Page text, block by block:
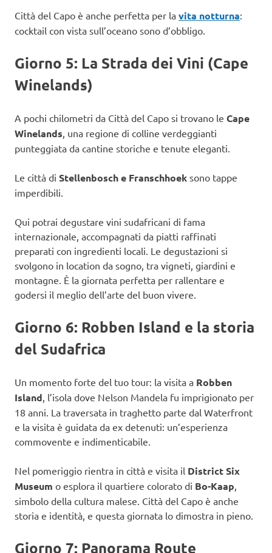
Città del Capo è anche perfetta per la vita notturna:
cocktail con vista sull’oceano sono d’obbligo.
Giorno 5: La Strada dei Vini (Cape
Winelands)
A pochi chilometri da Città del Capo si trovano le Cape
Winelands , una regione di colline verdeggianti
punteggiata da cantine storiche e tenute eleganti.
Le città di Stellenbosch e Franschhoek sono tappe
imperdibili.
Qui potrai degustare vini sudafricani di fama
internazionale, accompagnati da piatti raffinati
preparati con ingredienti locali. Le degustazioni si
svolgono in location da sogno, tra vigneti, giardini e
montagne. È la giornata perfetta per rallentare e
godersi il meglio dell’arte del buon vivere.
Giorno 6: Robben Island e la storia
del Sudafrica
Un momento forte del tuo tour: la visita a Robben
Island , l’isola dove Nelson Mandela fu imprigionato per
18 anni. La traversata in traghetto parte dal Waterfront
e la visita è guidata da ex detenuti: un’esperienza
commovente e indimenticabile.
Nel pomeriggio rientra in città e visita il District Six
Museum o esplora il quartiere colorato di Bo-Kaap
simbolo della cultura malese. Città del Capo è anche
storia e identità, e questa giornata lo dimostra in pieno.
Giorno 7: Panorama Route